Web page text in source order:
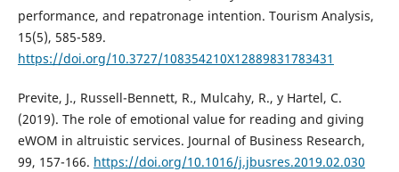
performance, and repatronage intention. Tourism Analysis,
15(5), 585-589.
https://doi.org/10.3727/108354210X12889831783431
Previte, J., Russell-Bennett, R., Mulcahy, R., y Hartel, C.
(2019). The role of emotional value for reading and giving
eWOM in altruistic services. Journal of Business Research,
99, 157-166. https://doi.org/10.1016/j.jbusres.2019.02.030